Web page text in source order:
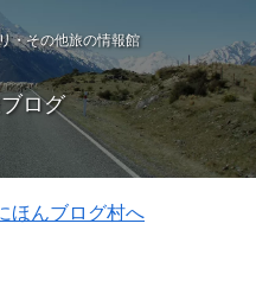
・その他旅の情報館
ログ